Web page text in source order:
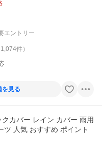
エントリー
1,074件）
を見る
ン カバー 雨用
ツ 人気 おすすめ ポイント